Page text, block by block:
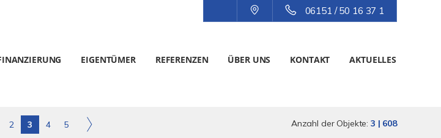
06151 / 50 16 37 1
EIGENTÜMER REFERENZEN ÜBER UNS KONTAKT AKTUELLES
2 3 4 5 Anzahl der Objekte: 3 | 608